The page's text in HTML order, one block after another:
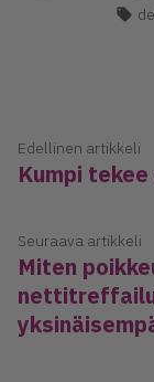
selaus
Edellinen artikkeli
Kumpi
Seuraava artikkeli
Miten